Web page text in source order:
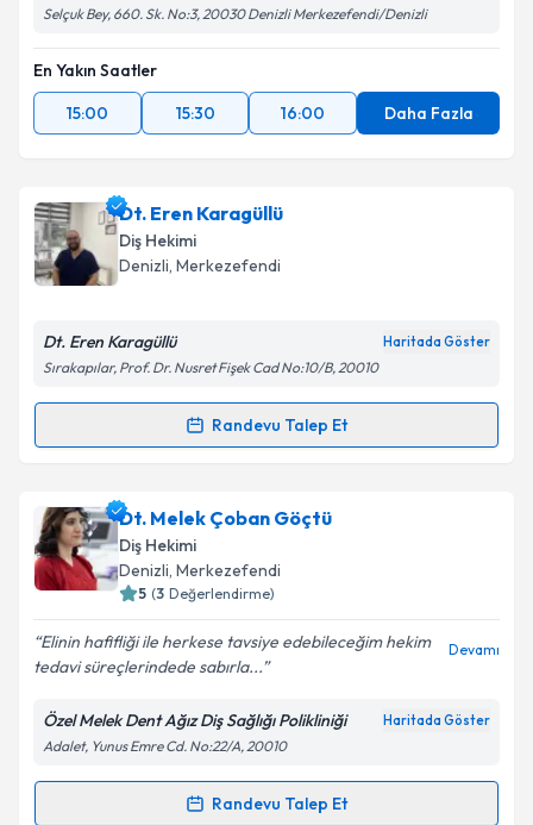
Selçuk Bey, 660. Sk. No:3, 20030 Denizli Merkezefendi/Denizli
En Yakın Saatler
15:00
15:30 16:00 Daha Fazla
Dt. Eren Karagüllü
Diş Hekimi
Denizli, Merkezefendi
Dt. Eren Karagüllü Haritada Göster
Sırakapılar, Prof. Dr. Nusret Fişek Cad No:10/B, 20010
Randevu Talep Et
Randevu Takvimi Talebi
Dt. Eren Karagüllüiçin randevu takvimi talebi
oluşturun. Size bu uzmandan randevu almanız için bir
takvim hazırlandığında e-posta ile bilgilendireceğiz.
Kişisel verilerimin işlenmesine ilişkin
Aydınlatma
Metni'ni okudum ve kişisel verilerimin belirtilen
kapsamda işlenmesini kabul ediyorum.
Dt. Melek Çoban Göçtü
Diş Hekimi
Denizli, Merkezefendi
5 (3 Değerlendirme)
Elinin hafifliği ile herkese tavsiye edebileceğim hekim
tedavi süreçlerindede sabırla...
Devamı
Özel Melek Dent Ağız Diş Sağlığı Polikliniği Haritada Göster
Adalet, Yunus Emre Cd. No:22/A, 20010
Randevu Talep Et
Randevu Takvimi Talebi